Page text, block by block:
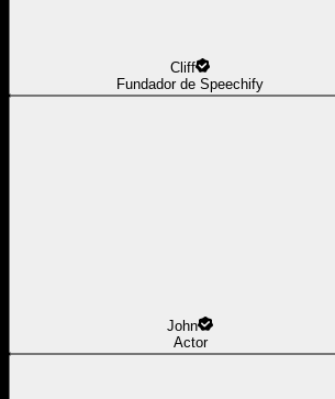
Cliff
Fundador de Speechify
John
Actor